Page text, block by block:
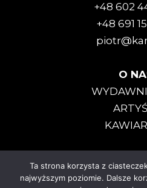
+48 602
+48 691
O
Karrot Kommando © 2025
Ta strona korzysta z
najwyższym poziomie. Dalsze